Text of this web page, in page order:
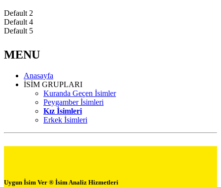
Default 2
Default 4
Default 5
MENU
Anasayfa
İSİM GRUPLARI
Kuranda Geçen İsimler
Peygamber İsimleri
Kız İsimleri
Erkek İsimleri
Uygun İsim Ver ® İsim Analiz Hizmetleri